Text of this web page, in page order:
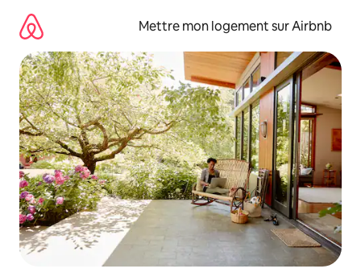
directement
contenu
Mettre mon logement sur Airbnb